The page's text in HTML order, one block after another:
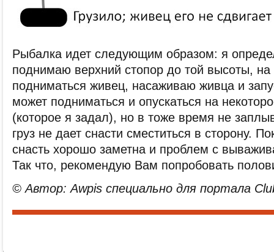
Рыбалка идет следующим образом: я
поднимаю верхний стопор до той высоты, на
подниматься живец, насаживаю живца и
может подниматься и опускаться на
(которое я задал), но в тоже время не
груз не дает снасти сместиться в сторону.
снасть хорошо заметна и проблем с
Так что, рекомендую Вам попробовать
© Автор: Awpis специально для портала